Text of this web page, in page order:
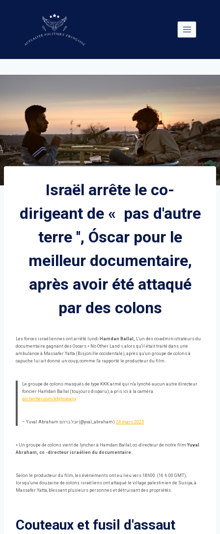
Israël arrête le co-
dirigeant de « pas d'autre
terre '', Óscar pour le
meilleur documentaire,
après avoir été attaqué
par des colons
Les forces israéliennes ont arrêté lundi Hamdan Ballal, L'un des co-administrateurs du
documentaire gagnant des Oscars « No Other Land », alors qu'il était traité dans une
ambulance à Massafer Yatta (Bisjonille occidentale), après qu'un groupe de colons à
capuche lui ait donné un coup, comme l'a rapporté le producteur du film.
Le groupe de colons masqués de type KKK armé qui n'a lynché aucun autre directeur
foncier Hamdan Ballal (toujours disparu), a pris ici à la caméra.
pic.twitter.com/kfgfxseany
– Yuval Abraham יובל ברהם (@yval_abraham) 24 mars 2025
« Un groupe de colons vient de lyncher à Hamdan Ballal, co -directeur de notre film Yuval
Abraham, co -directeur israélien du documentaire.
Selon le producteur du film, les événements ont eu lieu vers 18h00. (16 h 00 GMT),
lorsqu'une douzaine de colons israéliens ont attaqué le village palestinien de Susiya, à
Massafer Yatta, blessant plusieurs personnes et détruisant des propriétés.
Couteaux et fusil d'assaut